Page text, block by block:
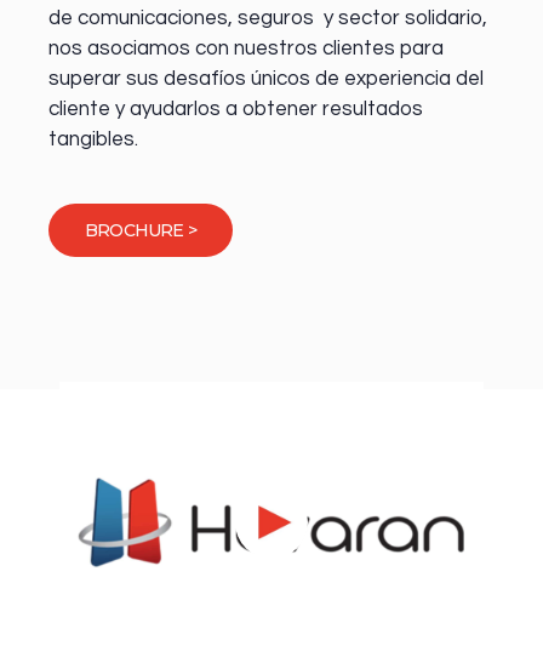
de comunicaciones, seguros y sector solidario,
nos asociamos con nuestros clientes para
superar sus desafíos únicos de experiencia del
cliente y ayudarlos a obtener resultados
tangibles.
BROCHURE >